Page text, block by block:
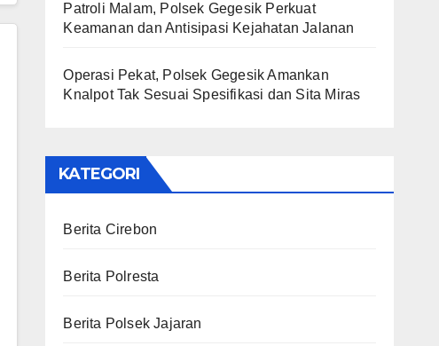
Patroli Malam, Polsek Gegesik Perkuat
Keamanan dan Antisipasi Kejahatan Jalanan
Operasi Pekat, Polsek Gegesik Amankan
Knalpot Tak Sesuai Spesifikasi dan Sita Miras
KATEGORI
Berita Cirebon
Berita Polresta
Berita Polsek Jajaran